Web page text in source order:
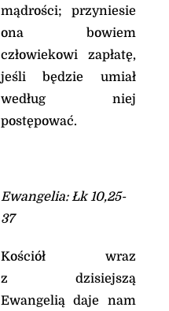
mądrości; przyniesie
ona bowiem
człowiekowi zapłatę,
jeśli będzie umiał
według niej
postępować.
Ewangelia: Łk 10,25-
37
Kościół wraz
z dzisiejszą
Ewangelią daje nam